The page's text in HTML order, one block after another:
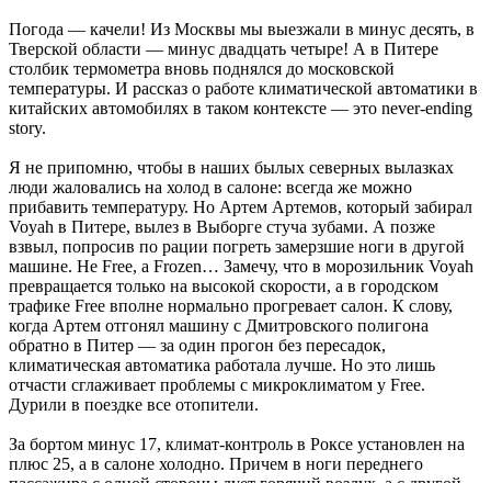
Погода — качели! Из Москвы мы выезжали в минус десять, в
Тверской области — минус двадцать четыре! А в Питере
столбик термометра вновь поднялся до московской
температуры. И рассказ о работе климатической автоматики в
китайских автомобилях в таком контексте — это never-ending
story.
Я не припомню, чтобы в наших былых северных вылазках
люди жаловались на холод в салоне: всегда же можно
прибавить температуру. Но Артем Артемов, который забирал
Voyah в ­Питере, вылез в Выборге стуча зубами. А позже
взвыл, попросив по рации погреть замерзшие ноги в другой
машине. Не Free, а Frozen… Замечу, что в морозильник Voyah
превращается только на высокой скорости, а в городском
трафике Free вполне нормально прогревает салон. К слову,
когда Артем отгонял машину с Дмитровского полигона
обратно в ­Питер — за один прогон без пересадок,
климатическая автоматика ­работала лучше. Но это лишь
отчасти сглаживает проблемы с микроклиматом у Free.
Дурили в поездке все ­отопители.
За бортом минус 17, климат-контроль в Роксе установлен на
плюс 25, а в салоне ­холодно. Причем в ноги переднего